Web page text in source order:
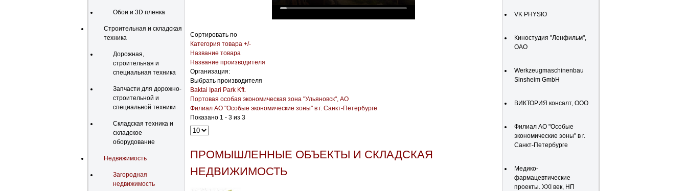
Обои и 3D пленка
Строительная и складская
техника
Дорожная,
строительная и
специальная техника
Запчасти для дорожно-
строительной и
специальной техники
Складская техника и
складское
оборудование
Недвижимость
Загородная
недвижимость
Сортировать по
Категория товара +/-
Название товара
Название производителя
Организация:
Выбрать производителя
Baktai Ipari Park Kft.
Портовая особая экономическая зона "Ульяновск", АО
Филиал АО "Особые экономические зоны" в г. Санкт-Петербурге
Показано 1 - 3 из 3
ПРОМЫШЛЕННЫЕ ОБЪЕКТЫ И СКЛАДСКАЯ
НЕДВИЖИМОСТЬ
VK PHYSIO
Киностудия "Ленфильм",
ОАО
Werkzeugmaschinenbau
Sinsheim GmbH
ВИКТОРИЯ консалт, ООО
Филиал АО "Особые
экономические зоны" в г.
Санкт-Петербурге
Медико-
фармацевтические
проекты. XXI век, НП